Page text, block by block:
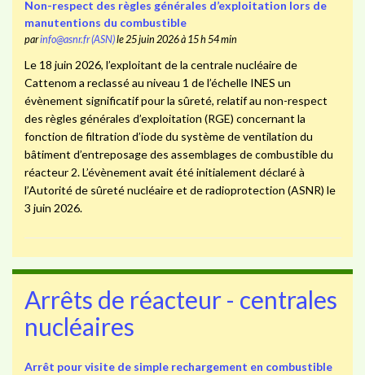
Non-respect des règles générales d’exploitation lors de
manutentions du combustible
parinfo@asnr.fr (ASN)le 25 juin 2026 à 15 h 54 min
Le 18 juin 2026, l’exploitant de la centrale nucléaire de
Cattenom a reclassé au niveau 1 de l’échelle INES un
évènement significatif pour la sûreté, relatif au non-respect
des règles générales d’exploitation (RGE) concernant la
fonction de filtration d’iode du système de ventilation du
bâtiment d’entreposage des assemblages de combustible du
réacteur 2. L’évènement avait été initialement déclaré à
l’Autorité de sûreté nucléaire et de radioprotection (ASNR) le
3 juin 2026.
Arrêts de réacteur - centrales
nucléaires
Arrêt pour visite de simple rechargement en combustible